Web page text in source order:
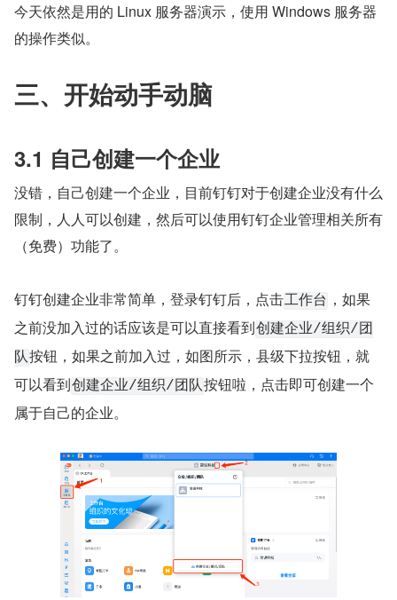
今天依然是用的 Linux 服务器演示，使用 Windows 服务器
的操作类似。
三、开始动手动脑
3.1 自己创建一个企业
没错，自己创建一个企业，目前钉钉对于创建企业没有什么
限制，人人可以创建，然后可以使用钉钉企业管理相关所有
（免费）功能了。
钉钉创建企业非常简单，登录钉钉后，点击工作台 ，如果
之前没加入过的话应该是可以直接看到创建企业/组织/团
队按钮，如果之前加入过，如图所示，县级下拉按钮，就
可以看到创建企业/组织/团队按钮啦，点击即可创建一个
属于自己的企业。